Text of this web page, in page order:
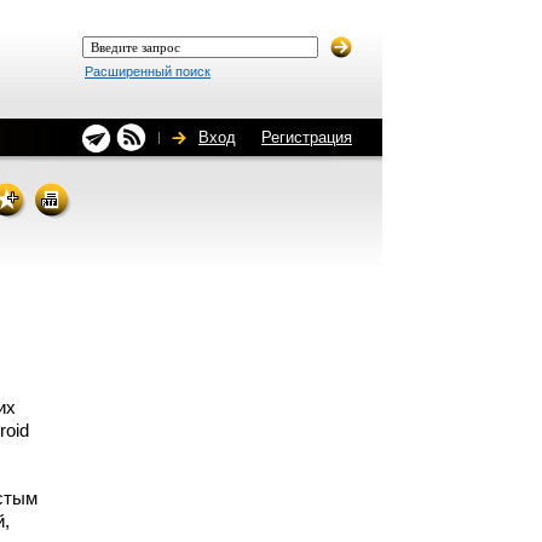
Расширенный поиск
Вход Регистрация